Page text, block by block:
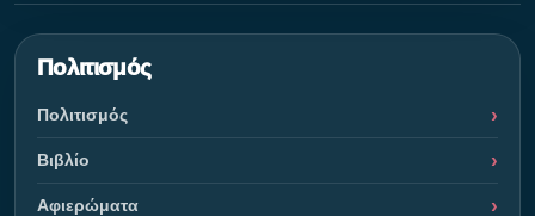
Πολιτισμός
Πολιτισμός
Βιβλίο
Αφιερώματα